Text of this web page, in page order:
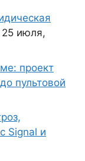
25 июля,
проект
пультовой
Signal и